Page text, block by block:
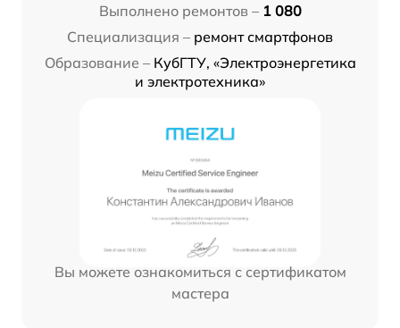
Выполнено ремонтов – 1 080
Специализация – ремонт смартфонов
Образование – КубГТУ, «Электроэнергетика
и электротехника»
Вы можете ознакомиться с сертификатом
мастера